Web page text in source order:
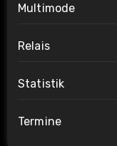
Multimode
Relais
Statistik
Termine